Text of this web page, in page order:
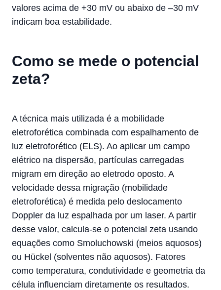
valores acima de +30 mV ou abaixo de –30 mV
indicam boa estabilidade.
Como se mede o potencial
zeta?
A técnica mais utilizada é a mobilidade
eletroforética combinada com espalhamento de
luz eletroforético (ELS). Ao aplicar um campo
elétrico na dispersão, partículas carregadas
migram em direção ao eletrodo oposto. A
velocidade dessa migração (mobilidade
eletroforética) é medida pelo deslocamento
Doppler da luz espalhada por um laser. A partir
desse valor, calcula-se o potencial zeta usando
equações como Smoluchowski (meios aquosos)
ou Hückel (solventes não aquosos). Fatores
como temperatura, condutividade e geometria da
célula influenciam diretamente os resultados.